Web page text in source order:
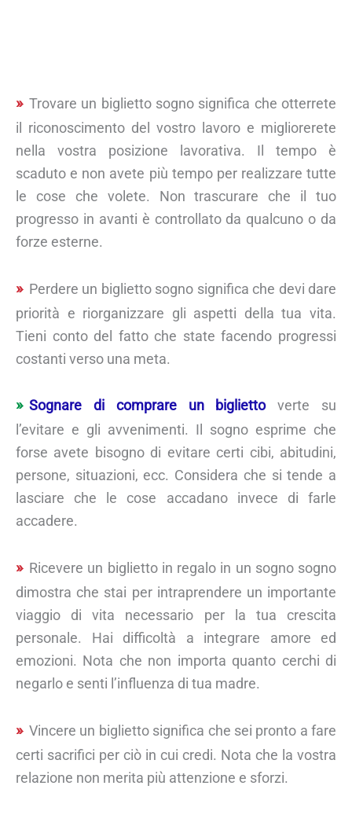
Trovare un biglietto sogno significa che otterrete
il riconoscimento del vostro lavoro e migliorerete
nella vostra posizione lavorativa. Il tempo è
scaduto e non avete più tempo per realizzare tutte
le cose che volete. Non trascurare che il tuo
progresso in avanti è controllato da qualcuno o da
forze esterne.
Perdere un biglietto sogno significa che devi dare
priorità e riorganizzare gli aspetti della tua vita.
Tieni conto del fatto che state facendo progressi
costanti verso una meta.
Sognare di comprare un bigliettoverte su
l’evitare e gli avvenimenti. Il sogno esprime che
forse avete bisogno di evitare certi cibi, abitudini,
persone, situazioni, ecc. Considera che si tende a
lasciare che le cose accadano invece di farle
accadere.
Ricevere un biglietto in regalo in un sogno sogno
dimostra che stai per intraprendere un importante
viaggio di vita necessario per la tua crescita
personale. Hai difficoltà a integrare amore ed
emozioni. Nota che non importa quanto cerchi di
negarlo e senti l’influenza di tua madre.
Vincere un biglietto significa che sei pronto a fare
certi sacrifici per ciò in cui credi. Nota che la vostra
relazione non merita più attenzione e sforzi.